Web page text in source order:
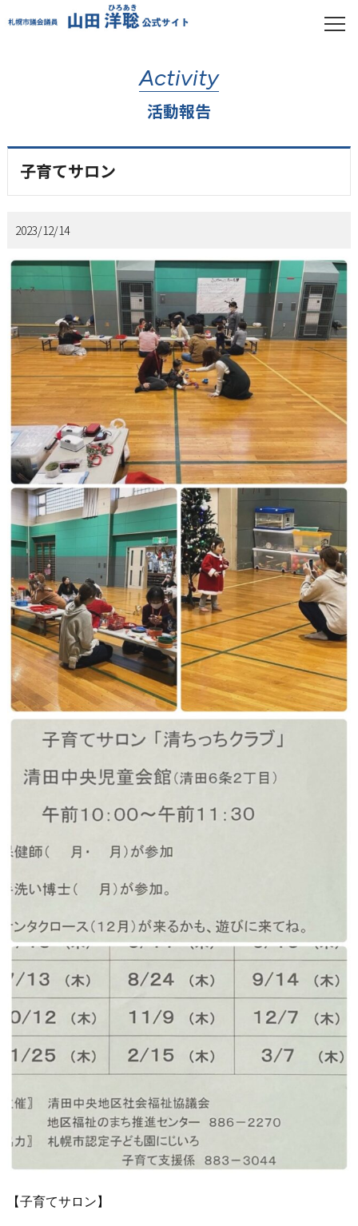
Activity
活動報告
子育てサロン
2023/12/14
【子育てサロン】